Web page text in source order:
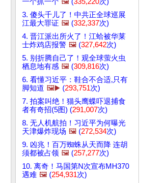
3. 傻头千儿了！中共正全球巡展
江最大罪证 🖼️ (332,337次)
4. 晋江派出所火了！江蛤被华莱
士炸鸡店报警 🖼️ (327,642次)
5. 别折腾自己了！观全球萤火虫
栖息地有感 🖼️ (309,816次)
6. 看懂习近平：鞋合不合适,只有
脚知道 🖼️▶️ (293,751次)
7. 拍案叫绝！猫头鹰蝶吓退捕食
者有奇招(5图) (291,007次)
8. 无人机航拍！习近平为何曝光
天津爆炸现场 🖼️ (272,534次)
9. 凶兆！百万蜘蛛从天而降 连胡
须都被占领 🖼️ (257,277次)
10. 离奇！马国第N次宣布MH370
遇难 🖼️ (254,931次)